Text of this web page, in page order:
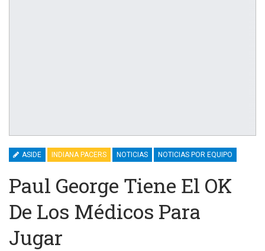
ASIDE INDIANA PACERS NOTICIAS NOTICIAS POR EQUIPO
Paul George Tiene El OK
De Los Médicos Para
Jugar